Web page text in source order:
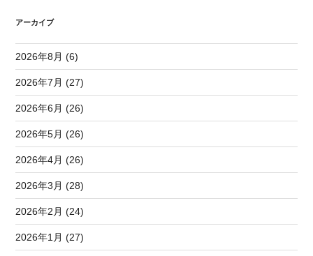
アーカイブ
2026年8月 (6)
2026年7月 (27)
2026年6月 (26)
2026年5月 (26)
2026年4月 (26)
2026年3月 (28)
2026年2月 (24)
2026年1月 (27)